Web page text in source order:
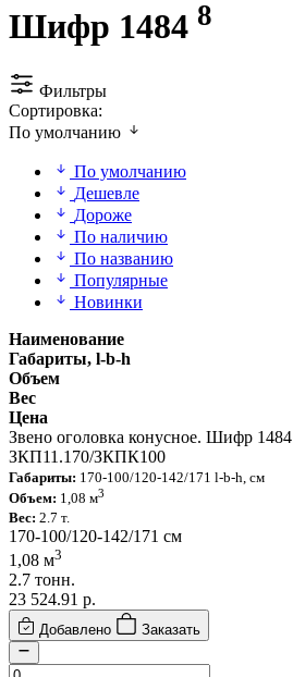
Шифр 1484 8
Фильтры
Сортировка:
По умолчанию
По умолчанию
Дешевле
Дороже
По наличию
По названию
Популярные
Новинки
Наименование
Габариты, l-b-h
Объем
Вес
Цена
Звено оголовка конусное. Шифр 1484
ЗКП11.170/ЗКПК100
Габариты: 170-100/120-142/171 l-b-h, см
Объем: 1,08 м3
Вес: 2.7 т.
170-100/120-142/171 см
1,08 м3
2.7 тонн.
23 524.91 р.
Добавлено Заказать